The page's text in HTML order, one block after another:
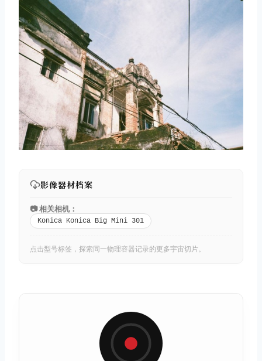
影像器材档案
📷 相关相机：
Konica Konica Big Mini 301
点击型号标签，探索同一物理容器记录的更多宇宙切片。